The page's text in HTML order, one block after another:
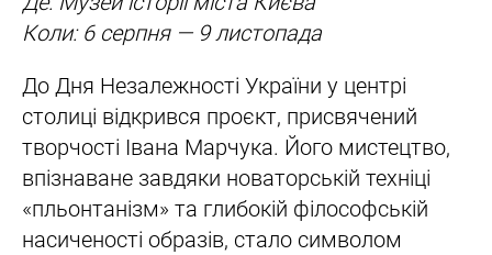
Коли: 6 серпня — 9 листопада
До Дня Незалежності України у центрі
столиці відкрився проєкт, присвячений
творчості Івана Марчука. Його мистецтво,
впізнаване завдяки новаторській техніці
«пльонтанізм» та глибокій філософській
насиченості образів, стало символом